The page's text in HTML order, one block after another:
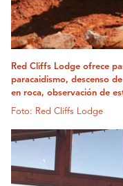
Red Cliffs Lodge ofrece
paracaidismo, descenso
en roca, observación de
Foto: Red Cliffs Lodge